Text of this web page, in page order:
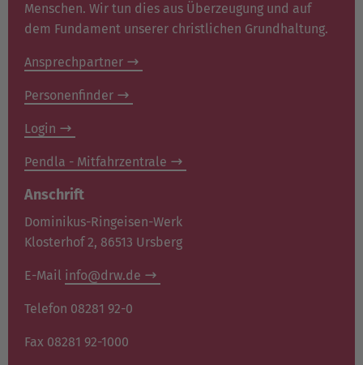
Menschen. Wir tun dies aus Überzeugung und auf
dem Fundament unserer christlichen Grundhaltung.
Ansprechpartner
Personenfinder
Login
Pendla - Mitfahrzentrale
Anschrift
Dominikus-Ringeisen-Werk
Klosterhof 2, 86513 Ursberg
E-Mail info@drw.de
Telefon 08281 92-0
Fax 08281 92-1000